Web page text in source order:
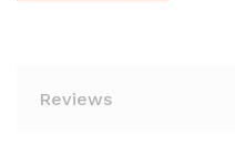
Reviews